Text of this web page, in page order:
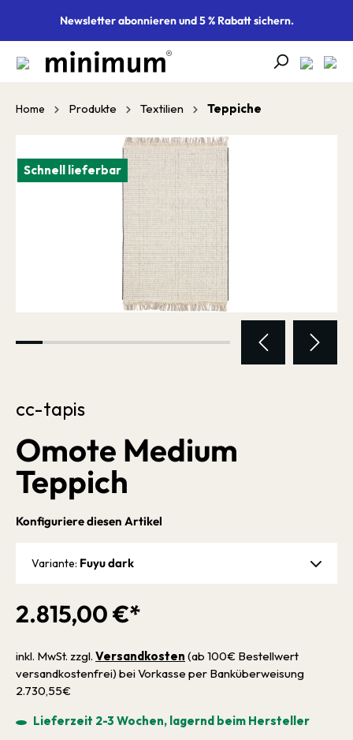
springenNewsletter abonnieren und 5 % Rabatt sichern.
Home Produkte Textilien Teppiche
Bildergalerie überspringen
Schnell lieferbar
cc-tapis
Omote Medium
Teppich
2.815,00 €*
inkl. MwSt. zzgl. Versandkosten (ab 100€ Bestellwert
versandkostenfrei) bei Vorkasse per Banküberweisung
2.730,55€
Lieferzeit 2-3 Wochen, lagernd beim Hersteller
Konfiguriere diesen Artikel
Variante: Fuyu dark